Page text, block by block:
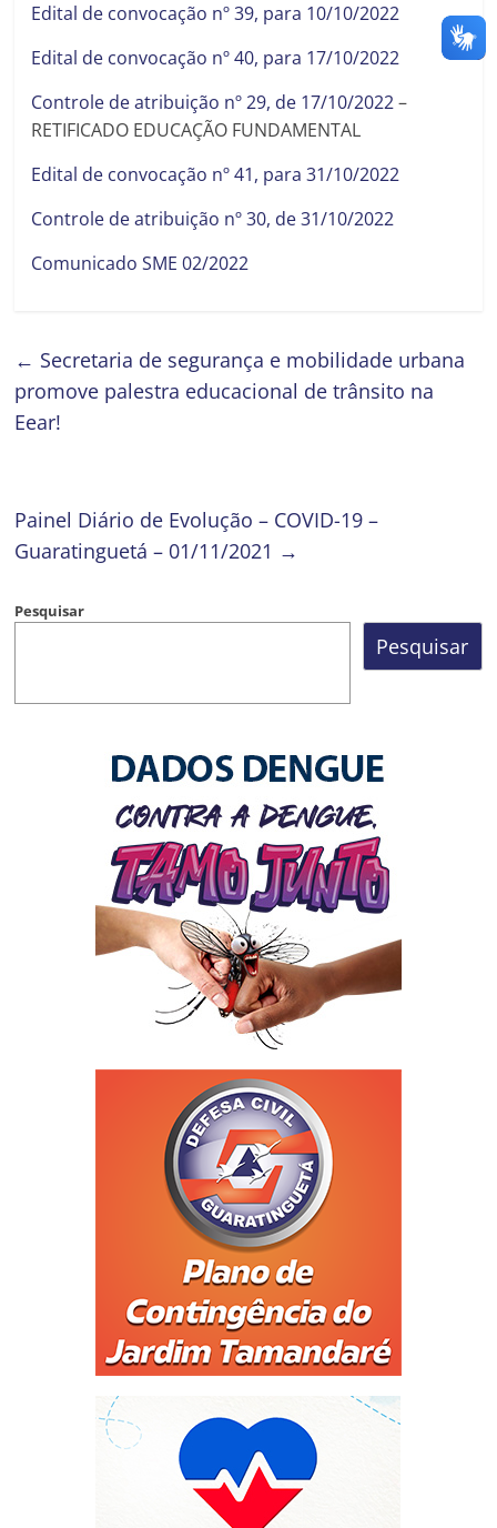
Edital de convocação nº 39, para 10/10/2022
Edital de convocação nº 40, para 17/10/2022
Controle de atribuição nº 29, de 17/10/2022–
RETIFICADO EDUCAÇÃO FUNDAMENTAL
Edital de convocação nº 41, para 31/10/2022
Controle de atribuição nº 30, de 31/10/2022
Comunicado SME 02/2022
← Secretaria de segurança e mobilidade urbana
promove palestra educacional de trânsito na
Eear!
Painel Diário de Evolução – COVID-19 –
Guaratinguetá – 01/11/2021 →
Pesquisar
Pesquisar